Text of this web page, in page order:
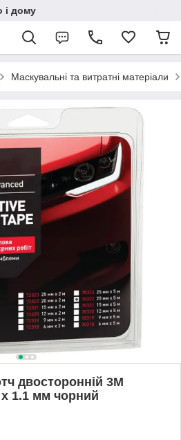
і дому
Маскувальні та витратні матеріали
двосторонній 3M
1.1 мм чорний